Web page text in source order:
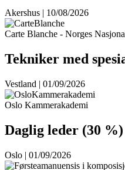
Akershus | 10/08/2026
Carte Blanche - Norges
Tekniker med
Vestland | 01/09/2026
Oslo Kammerakademi
Daglig leder (30 %)
Oslo | 01/09/2026